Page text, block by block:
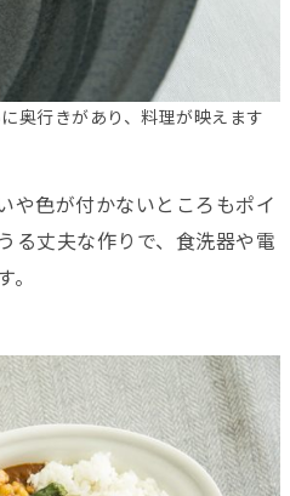
奥行きがあり、料理が映えます
や色が付かないところもポイ
る丈夫な作りで、食洗器や電